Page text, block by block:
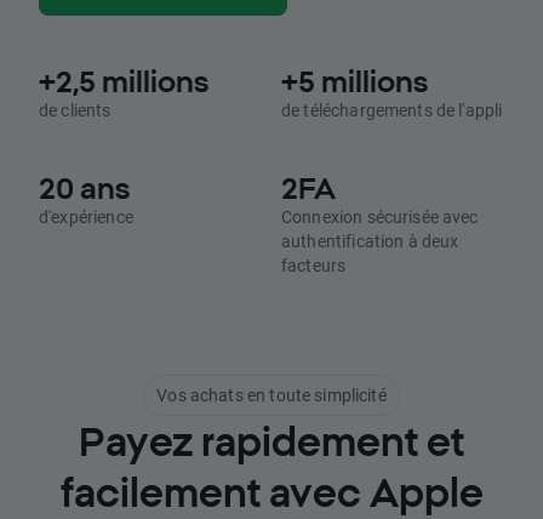
+2,5 millions
de clients
+5 millions
de téléchargements de l'appli
20 ans
d'expérience
2FA
Connexion sécurisée avec
authentification à deux
facteurs
Vos achats en toute simplicité
Payez rapidement et
facilement avec Apple